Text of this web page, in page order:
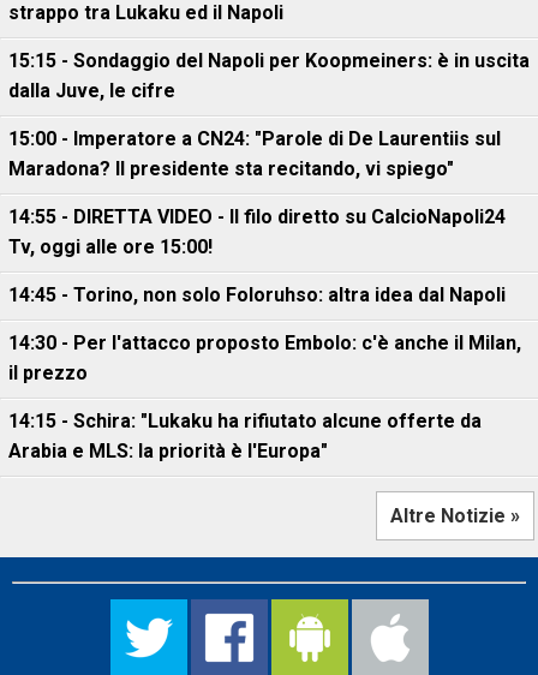
strappo tra Lukaku ed il Napoli
15:15 - Sondaggio del Napoli per Koopmeiners: è in uscita
dalla Juve, le cifre
15:00 - Imperatore a CN24: "Parole di De Laurentiis sul
Maradona? Il presidente sta recitando, vi spiego"
14:55 - DIRETTA VIDEO - Il filo diretto su CalcioNapoli24
Tv, oggi alle ore 15:00!
14:45 - Torino, non solo Foloruhso: altra idea dal Napoli
14:30 - Per l'attacco proposto Embolo: c'è anche il Milan,
il prezzo
14:15 - Schira: "Lukaku ha rifiutato alcune offerte da
Arabia e MLS: la priorità è l'Europa"
Altre Notizie »